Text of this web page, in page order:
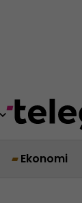
Ekonomi